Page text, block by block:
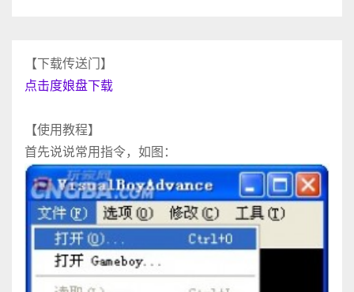
【下载传送门】
点击度娘盘下载
【使用教程】
首先说说常用指令，如图：